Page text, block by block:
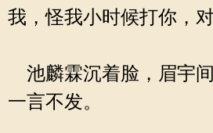
我，怪我小时候打你，
池麟霖沉着脸，眉宇
一言不发。